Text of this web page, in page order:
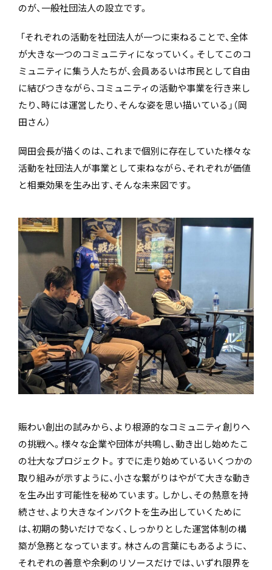
のが、一般社団法人の設立です。
「それぞれの活動を社団法人が一つに束ねることで、全体
が大きな一つのコミュニティになっていく。そしてこのコ
ミュニティに集う人たちが、会員あるいは市民として自由
に結びつきながら、コミュニティの活動や事業を行き来し
たり、時には運営したり、そんな姿を思い描いている」（岡
田さん）
岡田会長が描くのは、これまで個別に存在していた様々な
活動を社団法人が事業として束ねながら、それぞれが価値
と相乗効果を生み出す、そんな未来図です。
賑わい創出の試みから、より根源的なコミュニティ創りへ
の挑戦へ。様々な企業や団体が共鳴し、動き出し始めたこ
の壮大なプロジェクト。すでに走り始めているいくつかの
取り組みが示すように、小さな繋がりはやがて大きな動き
を生み出す可能性を秘めています。しかし、その熱意を持
続させ、より大きなインパクトを生み出していくために
は、初期の勢いだけでなく、しっかりとした運営体制の構
築が急務となっています。林さんの言葉にもあるように、
それぞれの善意や余剰のリソースだけでは、いずれ限界を